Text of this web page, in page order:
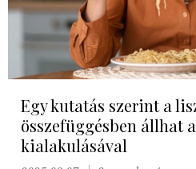
Egy kutatás szerint a
összefüggésben állhat
kialakulásával